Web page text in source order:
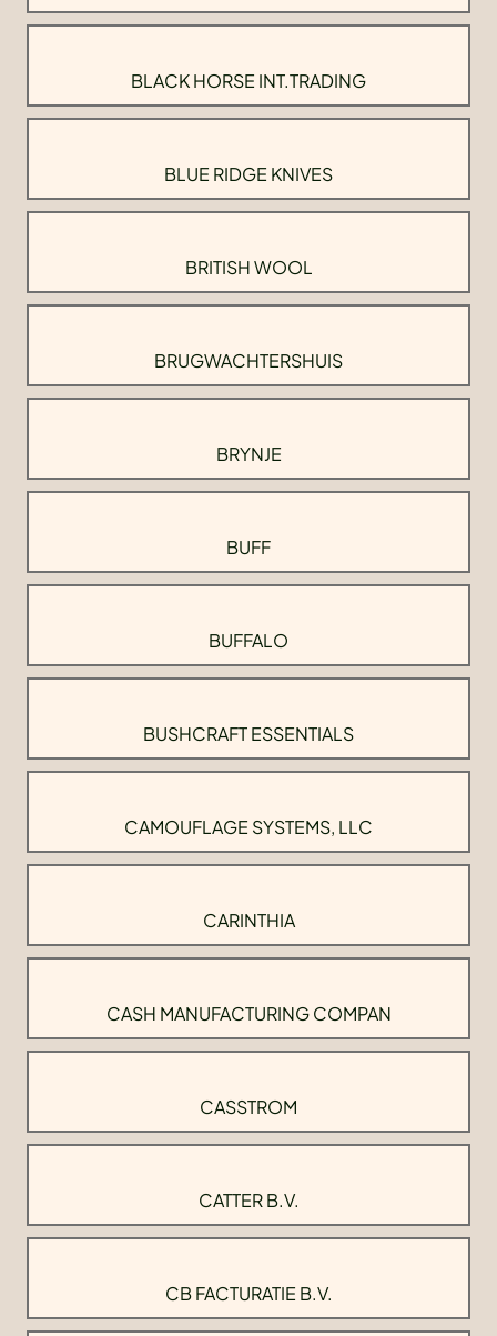
BLACK HORSE INT.TRADING
BLUE RIDGE KNIVES
BRITISH WOOL
BRUGWACHTERSHUIS
BRYNJE
BUFF
BUFFALO
BUSHCRAFT ESSENTIALS
CAMOUFLAGE SYSTEMS, LLC
CARINTHIA
CASH MANUFACTURING COMPAN
CASSTROM
CATTER B.V.
CB FACTURATIE B.V.